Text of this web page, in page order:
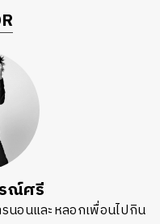
ณ์ศรี
นอนและหลอกเพื่อนไปกิน